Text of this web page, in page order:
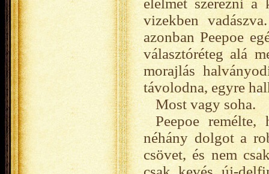
élelmet szerezni a
vizekben
azonban Peepoe
választóréteg alá
morajlás
távolodna, egyre
Most vagy soha.
Peepoe
néhány dolgot a
csövet, és nem